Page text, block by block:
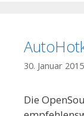
30. Januar 2015
Die